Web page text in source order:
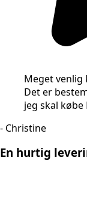
Meget venlig
Det er
jeg skal købe
- Christine
En hurtig